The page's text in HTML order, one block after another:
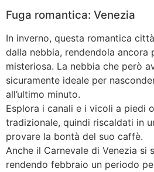
Fuga romantica: Venezia
In inverno, questa romantica
dalla nebbia, rendendola ancora
misteriosa. La nebbia che però
sicuramente ideale per
all’ultimo minuto.
Esplora i canali e i vicoli a piedi
tradizionale, quindi riscaldati in
provare la bontà del suo caffè.
Anche il Carnevale di Venezia si
rendendo febbraio un periodo